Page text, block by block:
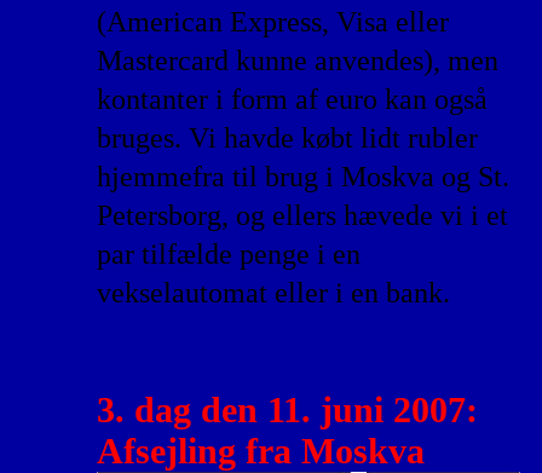
(American Express, Visa eller
Mastercard kunne anvendes), men
kontanter i form af euro kan også
bruges. Vi havde købt lidt rubler
hjemmefra til brug i Moskva og St.
Petersborg, og ellers hævede vi i et
par tilfælde penge i en
vekselautomat eller i en bank.
3. dag den 11. juni 2007:
Afsejling fra Moskva